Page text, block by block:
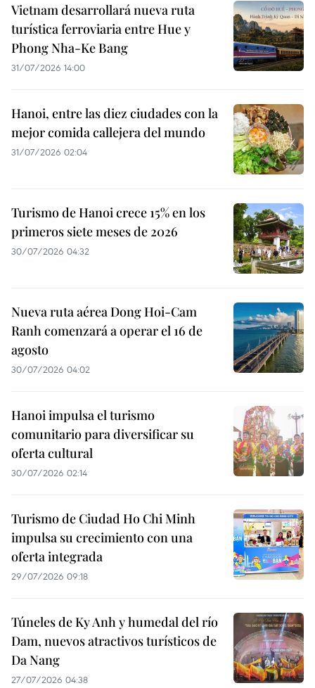
Vietnam desarrollará nueva ruta
turística ferroviaria entre Hue y
Phong Nha-Ke Bang
31/07/2026 14:00
Hanoi, entre las diez ciudades con la
mejor comida callejera del mundo
31/07/2026 02:04
Turismo de Hanoi crece 15% en los
primeros siete meses de 2026
30/07/2026 04:32
Nueva ruta aérea Dong Hoi-Cam
Ranh comenzará a operar el 16 de
agosto
30/07/2026 04:02
Hanoi impulsa el turismo
comunitario para diversificar su
oferta cultural
30/07/2026 02:14
Turismo de Ciudad Ho Chi Minh
impulsa su crecimiento con una
oferta integrada
29/07/2026 09:18
Túneles de Ky Anh y humedal del río
Dam, nuevos atractivos turísticos de
Da Nang
27/07/2026 04:38